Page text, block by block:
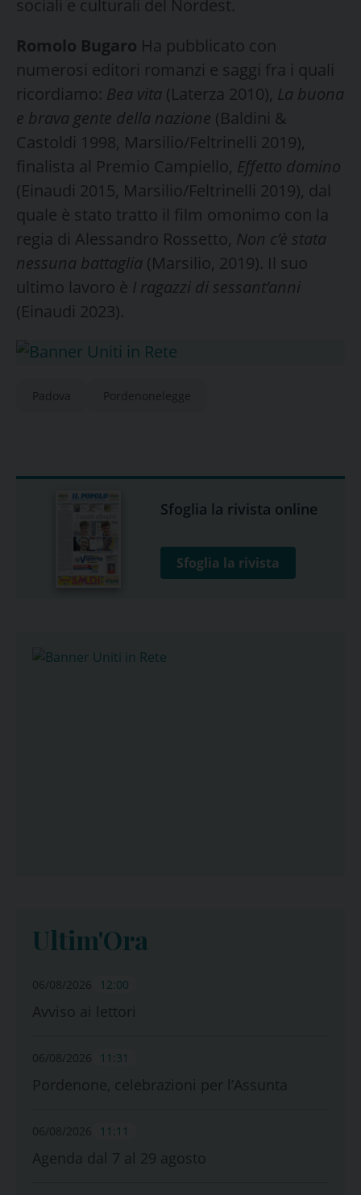
sociali e culturali del Nordest.
Romolo Bugaro Ha pubblicato con
numerosi editori romanzi e saggi fra i quali
ricordiamo: Bea vita (Laterza 2010), La buona
e brava gente della nazione (Baldini &
Castoldi 1998, Marsilio/Feltrinelli 2019),
finalista al Premio Campiello, Effetto domino
(Einaudi 2015, Marsilio/Feltrinelli 2019), dal
quale è stato tratto il film omonimo con la
regia di Alessandro Rossetto, Non c’è stata
nessuna battaglia (Marsilio, 2019). Il suo
ultimo lavoro è I ragazzi di sessant’anni
(Einaudi 2023).
Padova Pordenonelegge
Sfoglia la rivista online
Sfoglia la rivista
Ultim'Ora
06/08/2026 12:00
Avviso ai lettori
06/08/2026 11:31
Pordenone, celebrazioni per l’Assunta
06/08/2026 11:11
Agenda dal 7 al 29 agosto